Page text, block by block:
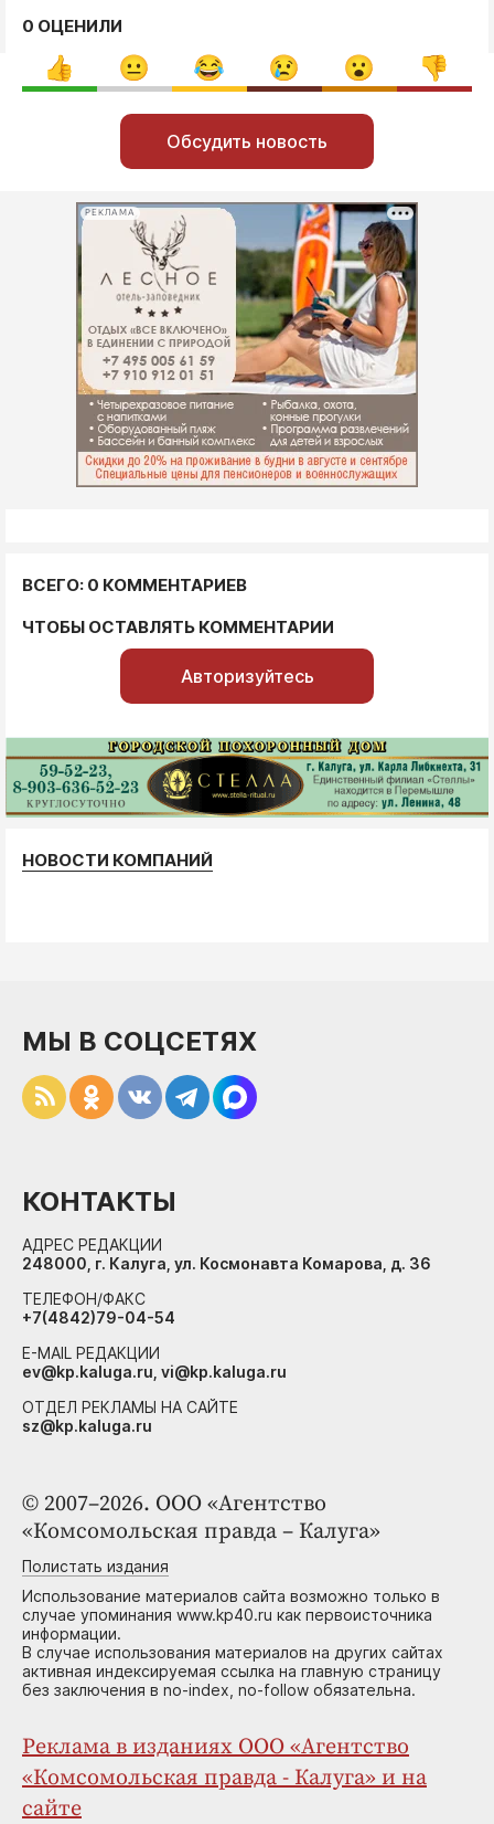
0 ОЦЕНИЛИ
Обсудить новость
РЕКЛАМА
ВСЕГО: 0 КОММЕНТАРИЕВ
ЧТОБЫ ОСТАВЛЯТЬ КОММЕНТАРИИ
Авторизуйтесь
НОВОСТИ КОМПАНИЙ
© 2007–2026. ООО «Агентство
«Комсомольская правда – Калуга»
Полистать издания
Использование материалов сайта возможно только в
случае упоминания www.kp40.ru как первоисточника
информации.
В случае использования материалов на других сайтах
активная индексируемая ссылка на главную страницу
без заключения в no-index, no-follow обязательна.
Реклама в изданиях ООО «Агентство
«Комсомольская правда - Калуга» и на
сайте
МЫ В СОЦСЕТЯХ
КОНТАКТЫ
АДРЕС РЕДАКЦИИ
248000, г. Калуга, ул. Космонавта Комарова, д. 36
ТЕЛЕФОН/ФАКС
+7(4842)79-04-54
E-MAIL РЕДАКЦИИ
ev@kp.kaluga.ru, vi@kp.kaluga.ru
ОТДЕЛ РЕКЛАМЫ НА САЙТЕ
sz@kp.kaluga.ru